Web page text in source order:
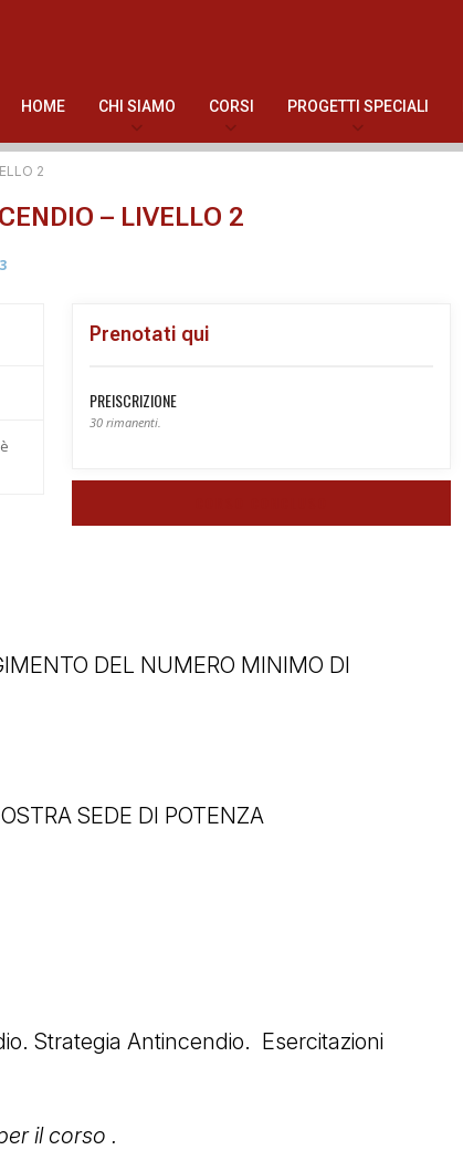
HOME CHI SIAMO CORSI PROGETTI SPECIALI
2
– LIVELLO 2
Prenotati qui
PREISCRIZIONE
30 rimanenti.
DEL NUMERO MINIMO DI
SEDE DI POTENZA
Strategia Antincendio. Esercitazioni
il corso .